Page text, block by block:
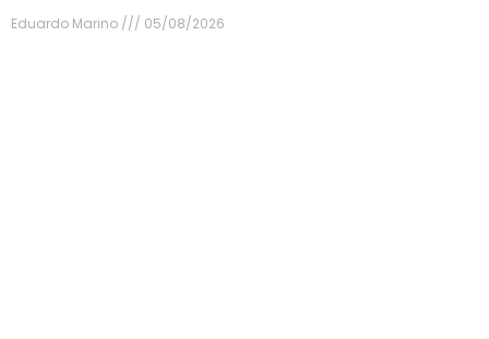
Eduardo Marino
05/08/2026